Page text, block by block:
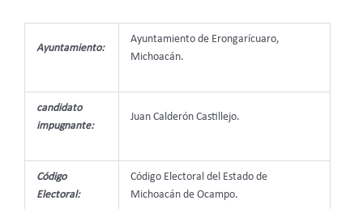
Ayuntamiento:
Ayuntamiento de Erongarícuaro,
Michoacán.
candidato
impugnante:
Juan Calderón Castillejo.
Código
Electoral:
Código Electoral del Estado de
Michoacán de Ocampo.